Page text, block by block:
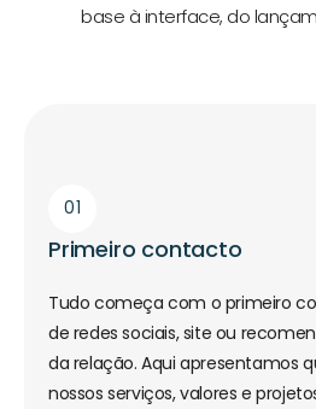
base à interface, do
01
Primeiro contacto
Tudo começa com o primeiro
de redes sociais, site ou
da relação. Aqui apresentamos
nossos serviços, valores e